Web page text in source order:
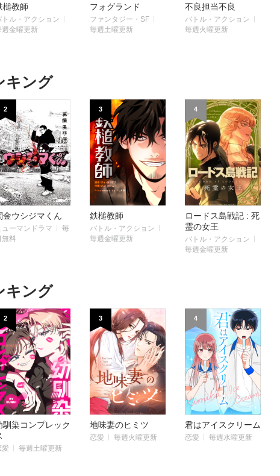
槌教師
トル・アクション
週金曜更新
フォグランド
ファンタジー・SF
毎週土曜更新
不良担当不良
バトル・アクション
毎週火曜更新
キング
2
金ウシジマくん
ューマンドラマ
毎
無料
3
鉄槌教師
バトル・アクション
毎週金曜更新
4
ロードス島戦記 : 死
霊の女王
バトル・アクション
毎週金曜更新
キング
2
馴染コンプレック
愛 毎週土曜更新
3
地味妻のヒミツ
恋愛 毎週火曜更新
4
君はアイスクリーム
恋愛 毎週水曜更新